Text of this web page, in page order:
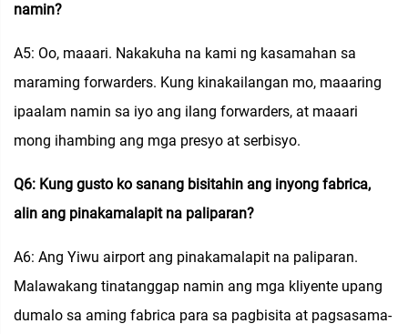
namin?
A5: Oo, maaari. Nakakuha na kami ng kasamahan sa
maraming forwarders. Kung kinakailangan mo, maaaring
ipaalam namin sa iyo ang ilang forwarders, at maaari
mong ihambing ang mga presyo at serbisyo.
Q6: Kung gusto ko sanang bisitahin ang inyong fabrica,
alin ang pinakamalapit na paliparan?
A6: Ang Yiwu airport ang pinakamalapit na paliparan.
Malawakang tinatanggap namin ang mga kliyente upang
dumalo sa aming fabrica para sa pagbisita at pagsasama-